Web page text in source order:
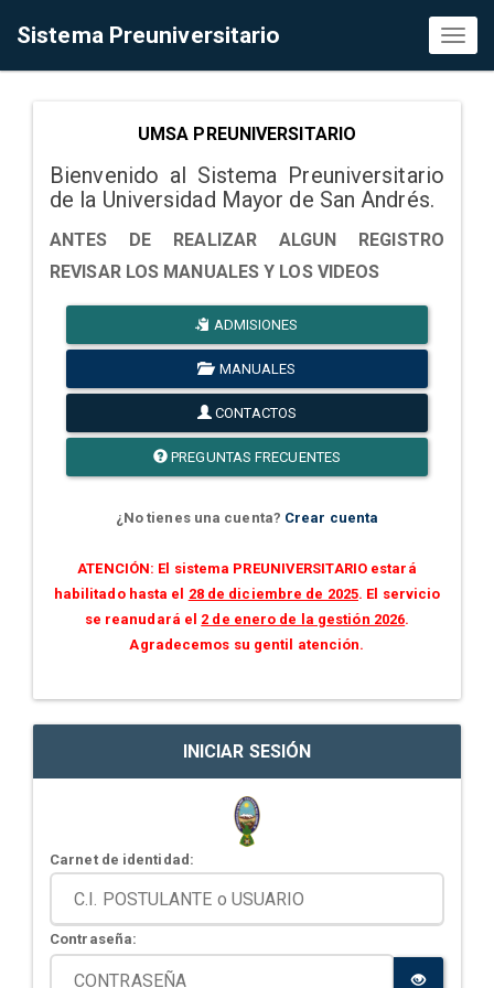
Sistema Preuniversitario
UMSA PREUNIVERSITARIO
Bienvenido al Sistema Preuniversitario
de la Universidad Mayor de San Andrés.
ANTES DE REALIZAR ALGUN REGISTRO
REVISAR LOS MANUALES Y LOS VIDEOS
ADMISIONES
MANUALES
CONTACTOS
PREGUNTAS FRECUENTES
¿No tienes una cuenta? Crear cuenta
ATENCIÓN: El sistema PREUNIVERSITARIO estará
habilitado hasta el 28 de diciembre de 2025. El servicio
se reanudará el 2 de enero de la gestión 2026.
Agradecemos su gentil atención.
INICIAR SESIÓN
Carnet de identidad:
Contraseña: